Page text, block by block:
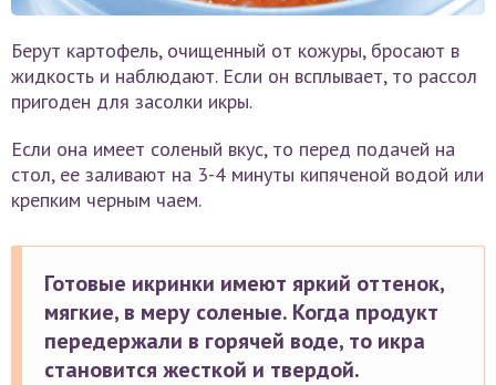
Берут картофель, очищенный от кожуры, бросают в
жидкость и наблюдают. Если он всплывает, то рассол
пригоден для засолки икры.
Если она имеет соленый вкус, то перед подачей на
стол, ее заливают на 3-4 минуты кипяченой водой или
крепким черным чаем.
Готовые икринки имеют яркий оттенок,
мягкие, в меру соленые. Когда продукт
передержали в горячей воде, то икра
становится жесткой и твердой.